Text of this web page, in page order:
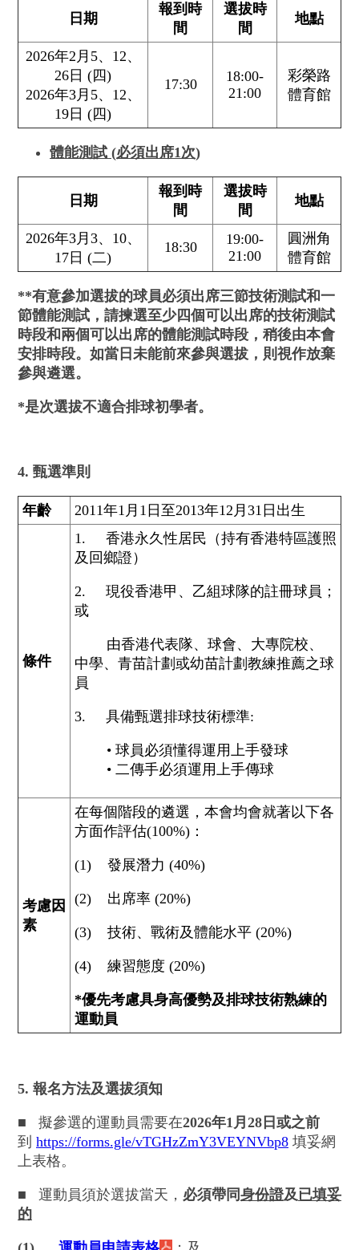
日期
報到時
間
選拔時
間
地點
2026年2月5、12、
26日 (四)
2026年3月5、12、
19日 (四)
17:30
18:00-
21:00
彩榮路
體育館
體能測試 (必須出席1次)
日期
報到時
間
選拔時
間
地點
2026年3月3、10、
17日 (二)
18:30
19:00-
21:00
圓洲角
體育館
**有意參加選拔的球員必須出席三節技術測試和一
節體能測試，請揀選至少四個可以出席的技術測試
時段和兩個可以出席的體能測試時段，稍後由本會
安排時段。如當日未能前來參與選拔，則視作放棄
參與遴選。
*是次選拔不適合排球初學者。
4. 甄選準則
年齡 2011年1月1日至2013年12月31日出生
條件
1. 香港永久性居民（持有香港特區護照
及回鄉證）
2. 現役香港甲、乙組球隊的註冊球員；
或
由香港代表隊、球會、大專院校、
中學、青苗計劃或幼苗計劃教練推薦之球
員
3. 具備甄選排球技術標準:
• 球員必須懂得運用上手發球
• 二傳手必須運用上手傳球
考慮因
素
在每個階段的遴選，本會均會就著以下各
方面作評估(100%)：
(1) 發展潛力 (40%)
(2) 出席率 (20%)
(3) 技術、戰術及體能水平 (20%)
(4) 練習態度 (20%)
*優先考慮具身高優勢及排球技術熟練的
運動員
5. 報名方法及選拔須知
■ 擬參選的運動員需要在2026年1月28日或之前
到 https://forms.gle/vTGHzZmY3VEYNVbp8 填妥網
上表格。
■ 運動員須於選拔當天， 必須帶同身份證及已填妥
的